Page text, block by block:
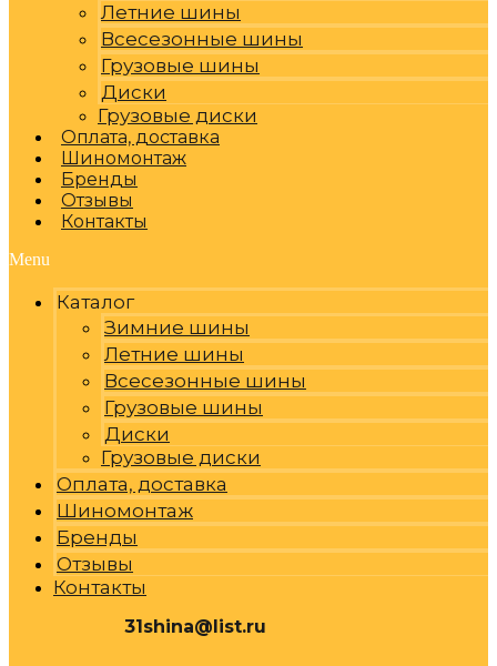
Летние шины
Всесезонные шины
Грузовые шины
Диски
Грузовые диски
Оплата, доставка
Шиномонтаж
Бренды
Отзывы
Контакты
Menu
Каталог
Зимние шины
Летние шины
Всесезонные шины
Грузовые шины
Диски
Грузовые диски
Оплата, доставка
Шиномонтаж
Бренды
Отзывы
Контакты
31shina@list.ru